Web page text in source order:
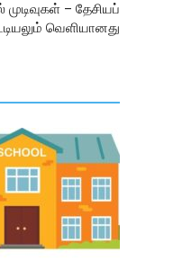
– தேசியப்
வெளியானது